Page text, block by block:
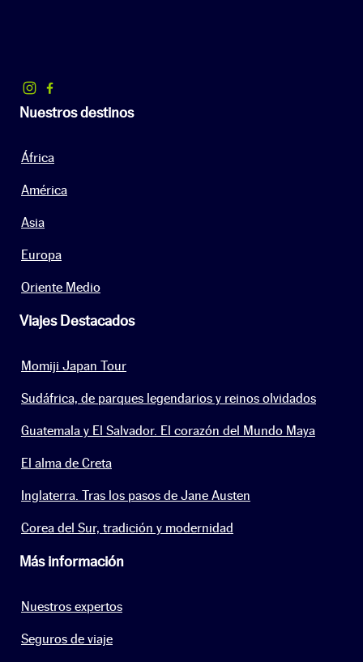
Nuestros destinos
África
América
Asia
Europa
Oriente Medio
Viajes Destacados
Momiji Japan Tour
Sudáfrica, de parques legendarios y reinos olvidados
Guatemala y El Salvador. El corazón del Mundo Maya
El alma de Creta
Inglaterra. Tras los pasos de Jane Austen
Corea del Sur, tradición y modernidad
Más información
Nuestros expertos
Seguros de viaje